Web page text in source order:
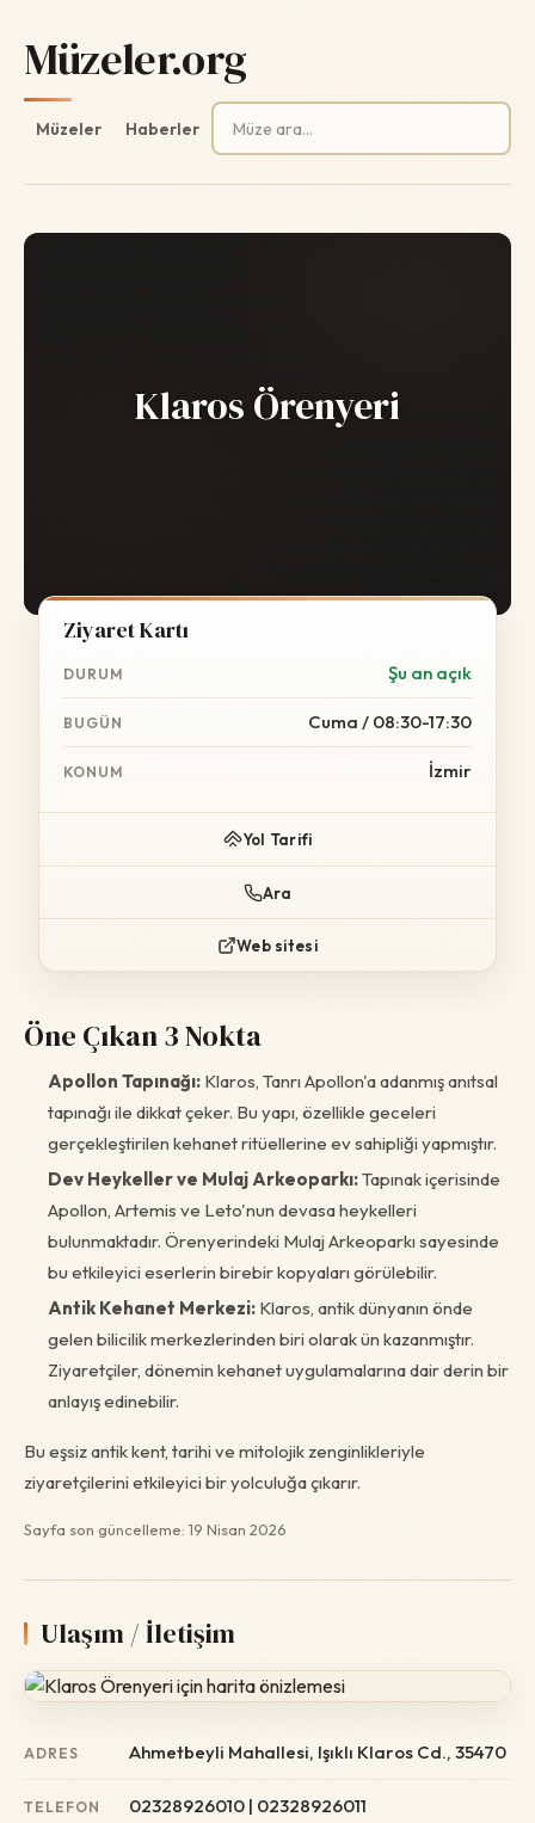
Müzeler.org
Müzeler Haberler
Arama:
Klaros Örenyeri
Ziyaret Kartı
DURUM Şu an açık
BUGÜN Cuma / 08:30-17:30
KONUM İzmir
Yol Tarifi
Ara
Web sitesi
Öne Çıkan 3 Nokta
Apollon Tapınağı: Klaros, Tanrı Apollon'a adanmış anıtsal
tapınağı ile dikkat çeker. Bu yapı, özellikle geceleri
gerçekleştirilen kehanet ritüellerine ev sahipliği yapmıştır.
Dev Heykeller ve Mulaj Arkeoparkı:Tapınak içerisinde
Apollon, Artemis ve Leto'nun devasa heykelleri
bulunmaktadır. Örenyerindeki Mulaj Arkeoparkı sayesinde
bu etkileyici eserlerin birebir kopyaları görülebilir.
Antik Kehanet Merkezi: Klaros, antik dünyanın önde
gelen bilicilik merkezlerinden biri olarak ün kazanmıştır.
Ziyaretçiler, dönemin kehanet uygulamalarına dair derin bir
anlayış edinebilir.
Bu eşsiz antik kent, tarihi ve mitolojik zenginlikleriyle
ziyaretçilerini etkileyici bir yolculuğa çıkarır.
Sayfa son güncelleme: 19 Nisan 2026
Ulaşım / İletişim
ADRES Ahmetbeyli Mahallesi, Işıklı Klaros Cd., 35470
TELEFON 02328926010 | 02328926011